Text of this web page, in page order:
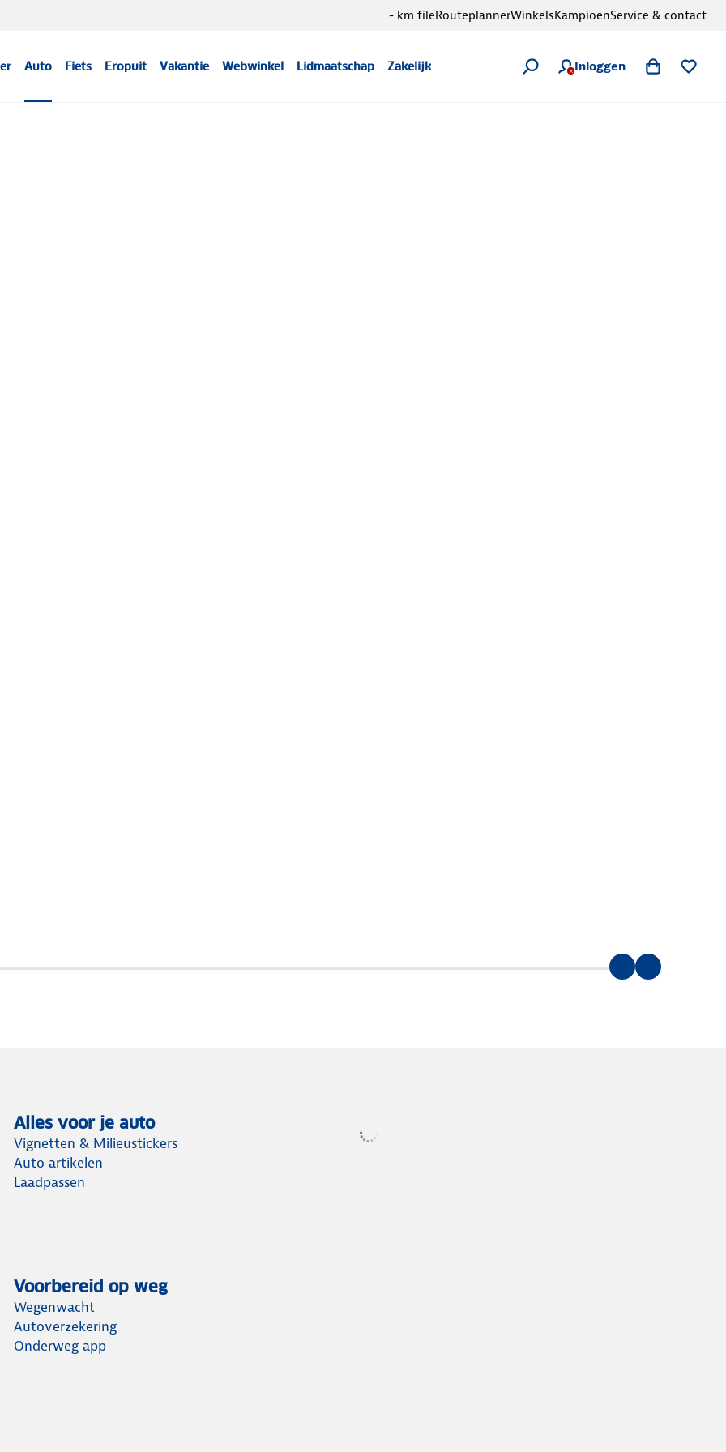
Auto Fiets Eropuit Vakantie Webwinkel Lidmaatschap Zakelijk Inloggen
- km fileRouteplannerWinkelsKampioenService & contact
Alles voor je auto
Vignetten & Milieustickers
Auto artikelen
Laadpassen
Voorbereid op weg
Wegenwacht
Autoverzekering
Onderweg app